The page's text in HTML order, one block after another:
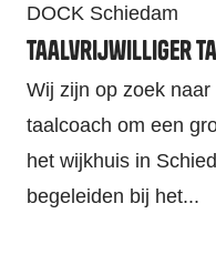
DOCK Schiedam
Taalvrijwilliger
Wij zijn op zoek
taalcoach om een
het wijkhuis in
begeleiden bij het...